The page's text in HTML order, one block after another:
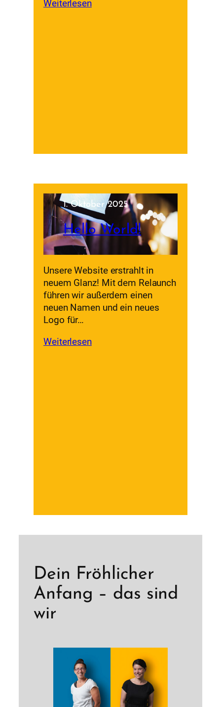
Weiterlesen
1. Oktober 2025
Hello World!
Unsere Website erstrahlt in
neuem Glanz! Mit dem Relaunch
führen wir außerdem einen
neuen Namen und ein neues
Logo für…
Weiterlesen
Dein Fröhlicher
Anfang – das sind
wir